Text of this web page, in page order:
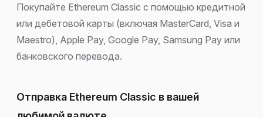
Покупайте Ethereum Classic с помощью кредитной
или дебетовой карты (включая MasterCard, Visa и
Maestro), Apple Pay, Google Pay, Samsung Pay или
банковского перевода.
Отправка Ethereum Classic в вашей